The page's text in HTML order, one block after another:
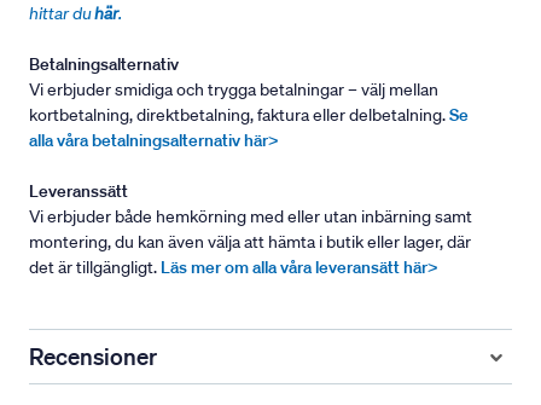
hittar duhär.
Betalningsalternativ
Vi erbjuder smidiga och trygga betalningar – välj mellan
kortbetalning, direktbetalning, faktura eller delbetalning.Se
alla våra betalningsalternativ här>
Leveranssätt
Vi erbjuder både hemkörning med eller utan inbärning samt
montering, du kan även välja att hämta i butik eller lager, där
det är tillgängligt. Läs mer om alla våra leveransätt här>
Recensioner